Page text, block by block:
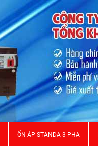
ỔN ÁP STANDA 3 PHA